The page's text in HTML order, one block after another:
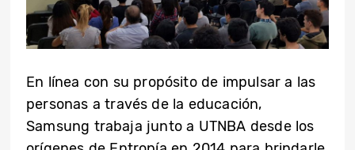
En línea con su propósito de impulsar a las
personas a través de la educación,
Samsung trabaja junto a UTNBA desde los